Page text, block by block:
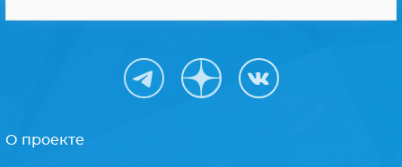
О проекте